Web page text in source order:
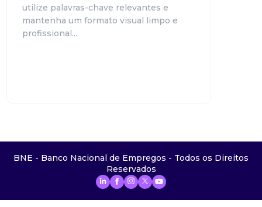
utilize palavras-chave relevantes e
mantenha um formato visual limpo e
profissional...
BNE - Banco Nacional de Empregos - Todos os Direitos
Reservados